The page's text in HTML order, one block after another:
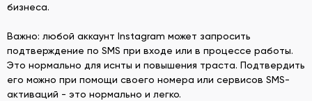
бизнеса.
Важно: любой аккаунт Instagram может запросить
подтверждение по SMS при входе или в процессе работы.
Это нормально для иснты и повышения траста. Подтвердить
его можно при помощи своего номера или сервисов SMS-
активаций - это нормально и легко.